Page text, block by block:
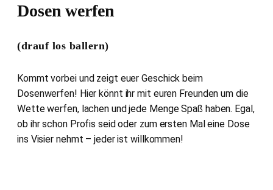
Dosen werfen
(drauf los ballern)
Kommt vorbei und zeigt euer Geschick beim
Dosenwerfen! Hier könnt ihr mit euren Freunden um die
Wette werfen, lachen und jede Menge Spaß haben. Egal,
ob ihr schon Profis seid oder zum ersten Mal eine Dose
ins Visier nehmt – jeder ist willkommen!